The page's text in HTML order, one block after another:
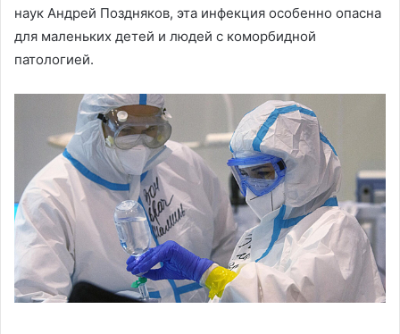
наук Андрей Поздняков, эта инфекция особенно опасна
для маленьких детей и людей с коморбидной
патологией.